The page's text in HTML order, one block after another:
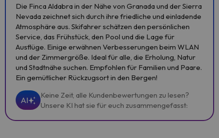
Die Finca Aldabra in der Nähe von Granada und der Sierra
Nevada zeichnet sich durch ihre friedliche und einladende
Atmosphäre aus. Skifahrer schätzen den persönlichen
Service, das Frühstück, den Pool und die Lage für
Ausflüge. Einige erwähnen Verbesserungen beim WLAN
und der Zimmergröße. Ideal für alle, die Erholung, Natur
und Stadtnähe suchen. Empfohlen für Familien und Paare.
Ein gemütlicher Rückzugsort in den Bergen!
AI
Keine Zeit, alle Kundenbewertungen zu lesen?
Unsere KI hat sie für euch zusammengefasst: